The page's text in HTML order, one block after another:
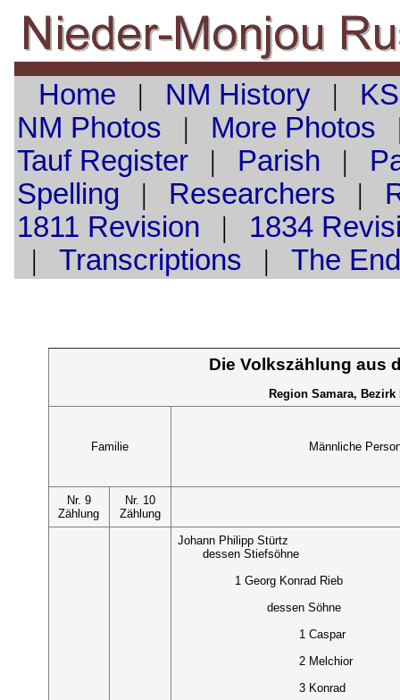
Home | NM History|
NM Photos | More Photos
TaufRegister| Parish |
Spelling | Researchers |
1811 Revision | 1834
| Transcriptions | The End
Die Volkszählung aus
Region Samara,
Familie Männliche
Nr. 9
Zählung
Nr. 10
Zählung
Johann Philipp Stürtz
dessen Stiefsöhne
1 Georg Konrad Rieb
dessen Söhne
1 Caspar
2 Melchior
3 Konrad